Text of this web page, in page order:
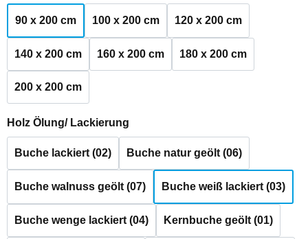
90 x 200 cm 100 x 200 cm 120 x 200 cm
140 x 200 cm 160 x 200 cm 180 x 200 cm
200 x 200 cm
Holz Ölung/ Lackierung
Buche lackiert (02) Buche natur geölt (06)
Buche walnuss geölt (07) Buche weiß lackiert (03)
Buche wenge lackiert (04) Kernbuche geölt (01)